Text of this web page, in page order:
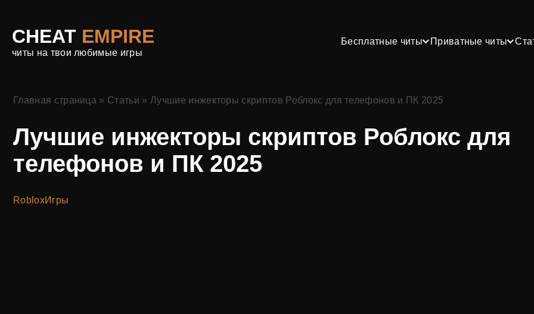
CHEAT EMPIRE
читы на твои любимые игры
Бесплатные читы Приватные читы
Главная страница » Статьи » Лучшие инжекторы скриптов Роблокс для телефонов и ПК 2025
Лучшие инжекторы скриптов Роблокс для
телефонов и ПК 2025
RobloxИгры